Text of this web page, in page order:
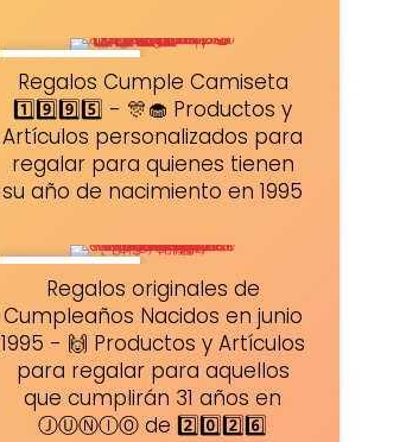
★★★★★
Regalos Cumple Camiseta
1️⃣9️⃣9️⃣5️⃣ - 🎊🧁 Productos y
Artículos personalizados para
regalar para quienes tienen
su año de nacimiento en 1995
★★★★★
Regalos originales de
Cumpleaños Nacidos en junio
1995 - 🙌 Productos y Artículos
para regalar para aquellos
que cumplirán 31 años en
ⒿⓊⓃⒾⓄ de 2️⃣0️⃣2️⃣6️⃣